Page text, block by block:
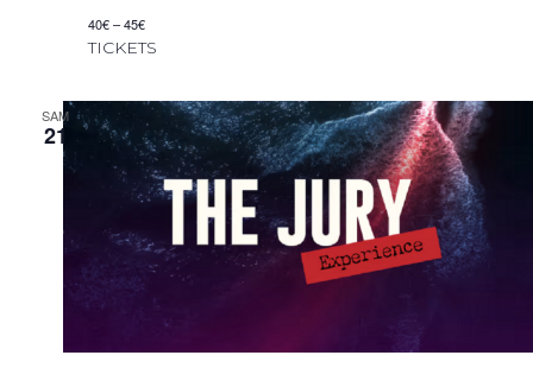
40€ – 45€
TICKETS
SAM
21